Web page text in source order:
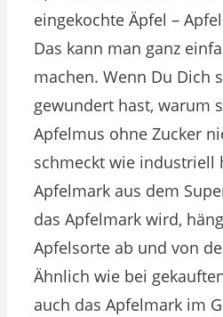
eingekochte Äpfel –
Das kann man ganz
machen. Wenn Du Dich
gewundert hast, warum
Apfelmus ohne Zucker
schmeckt wie industriell
Apfelmark aus dem
das Apfelmark wird,
Apfelsorte ab und von
Ähnlich wie bei
auch das Apfelmark im